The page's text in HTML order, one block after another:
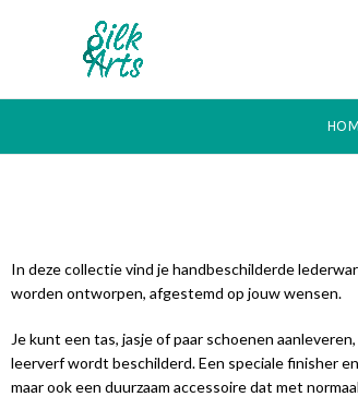
In deze collectie vind je handbeschilderde
worden ontworpen, afgestemd op jouw wensen.
Je kunt een tas, jasje of paar schoenen
leerverf wordt beschilderd. Een speciale finisher
maar ook een duurzaam accessoire dat met